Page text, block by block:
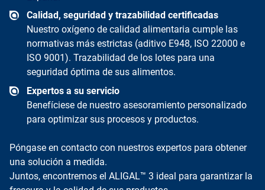
Calidad, seguridad y trazabilidad certificadas
Nuestro oxígeno de calidad alimentaria cumple las
normativas más estrictas (aditivo E948, ISO 22000 e
ISO 9001). Trazabilidad de los lotes para una
seguridad óptima de sus alimentos.
Expertos a su servicio
Benefíciese de nuestro asesoramiento personalizado
para optimizar sus procesos y productos.
Póngase en contacto con nuestros expertos para obtener
una solución a medida.
Juntos, encontremos el ALIGAL™ 3 ideal para garantizar la